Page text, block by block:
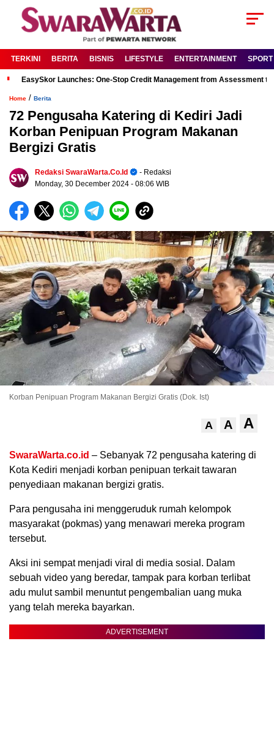
TERKINI BERITA BISNIS LIFESTYLE ENTERTAINMENT SPORT
EasySkor Launches: One-Stop Credit Management from Assessment
Home / Berita
72 Pengusaha Katering di Kediri Jadi
Korban Penipuan Program Makanan
Bergizi Gratis
Redaksi SwaraWarta.co.id
- Redaksi
Monday, 30 December 2024 - 08:06 WIB
Korban Penipuan Program Makanan Bergizi Gratis (Dok. Ist)
A A A
SwaraWarta.co.id – Sebanyak 72 pengusaha katering di
Kota Kediri menjadi korban penipuan terkait tawaran
penyediaan makanan bergizi gratis.
Para pengusaha ini menggeruduk rumah kelompok
masyarakat (pokmas) yang menawari mereka program
tersebut.
Aksi ini sempat menjadi viral di media sosial. Dalam
sebuah video yang beredar, tampak para korban terlibat
adu mulut sambil menuntut pengembalian uang muka
yang telah mereka bayarkan.
ADVERTISEMENT